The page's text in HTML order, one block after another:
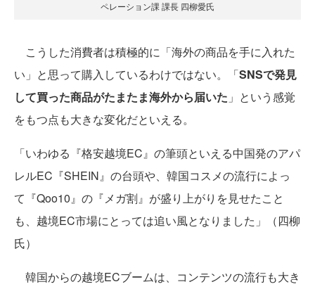
ペレーション課 課長 四柳愛氏
こうした消費者は積極的に「海外の商品を手に入れた
い」と思って購入しているわけではない。「SNSで発見
して買った商品がたまたま海外から届いた 」という感覚
をもつ点も大きな変化だといえる。
「いわゆる『格安越境EC』の筆頭といえる中国発のアパ
レルEC『SHEIN』の台頭や、韓国コスメの流行によっ
て『Qoo10』の『メガ割』が盛り上がりを見せたこと
も、越境EC市場にとっては追い風となりました」（四柳
氏）
韓国からの越境ECブームは、コンテンツの流行も大き